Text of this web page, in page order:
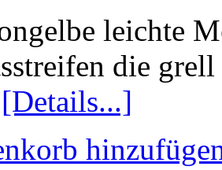
leichte
die
[Details...]